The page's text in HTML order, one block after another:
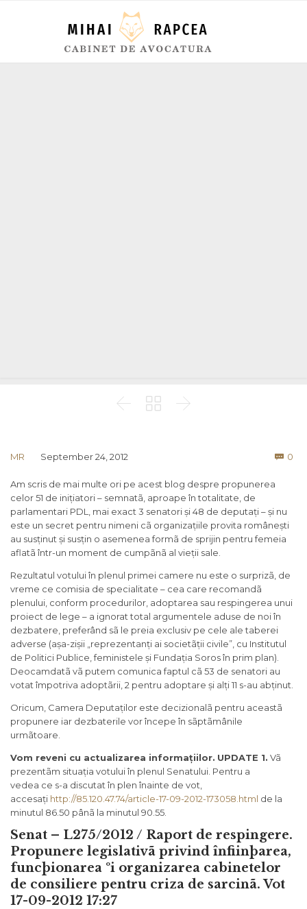
  
MR September 24, 2012  0
Am scris de mai multe ori pe acest blog despre propunerea
celor 51 de inițiatori – semnatã, aproape în totalitate, de
parlamentari PDL, mai exact 3 senatori și 48 de deputați – și nu
este un secret pentru nimeni cã organizațiile provita românești
au susținut și susțin o asemenea formã de sprijin pentru femeia
aflatã într-un moment de cumpãnã al vieții sale.
Rezultatul votului în plenul primei camere nu este o surprizã, de
vreme ce comisia de specialitate – cea care recomandã
plenului, conform procedurilor, adoptarea sau respingerea unui
proiect de lege – a ignorat total argumentele aduse de noi în
dezbatere, preferând sã le preia exclusiv pe cele ale taberei
adverse (așa-zișii „reprezentanți ai societãții civile”, cu Institutul
de Politici Publice, feministele și Fundația Soros în prim plan).
Deocamdatã vã putem comunica faptul cã 53 de senatori au
votat împotriva adoptãrii, 2 pentru adoptare și alți 11 s-au abținut.
Oricum, Camera Deputaților este decizionalã pentru aceastã
propunere iar dezbaterile vor începe în sãptãmânile
urmãtoare.
Vom reveni cu actualizarea informațiilor. UPDATE 1. Vã
prezentãm situația votului în plenul Senatului. Pentru a
vedea ce s-a discutat în plen înainte de vot,
accesați http://85.120.47.74/article-17-09-2012-173058.html de la
minutul 86.50 pânã la minutul 90.55.
Senat – L275/2012 / Raport de respingere.
Propunere legislativã privind înfiinþarea,
funcþionarea ºi organizarea cabinetelor
de consiliere pentru criza de sarcinã. Vot
17-09-2012 17:27